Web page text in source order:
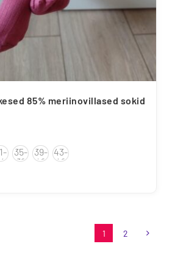
85% meriinovillased sokid
35-
38
39-
42
43-
46
1 2